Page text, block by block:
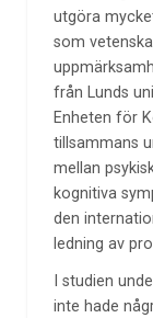
utgöra
som
från Lunds
Enheten för
tillsammans
mellan
kognitiva
den
ledning av
I studien
inte hade